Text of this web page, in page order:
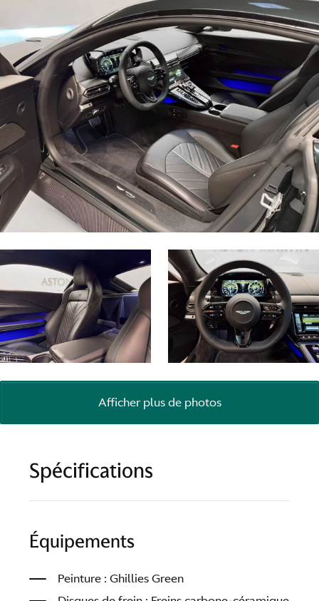
Spécifications
Équipements
Peinture : Ghillies Green
Afficher plus de photos